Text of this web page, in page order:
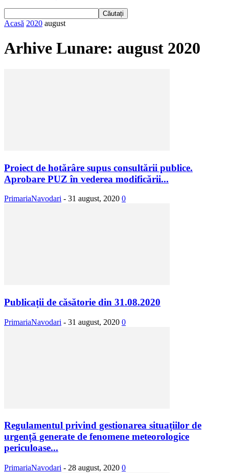
Acasă 2020 august
Arhive Lunare: august 2020
Proiect de hotărâre supus consultării publice.
Aprobare PUZ în vederea modificării...
PrimariaNavodari - 31 august, 2020 0
Publicații de căsătorie din 31.08.2020
PrimariaNavodari - 31 august, 2020 0
Regulamentul privind gestionarea situațiilor de
urgență generate de fenomene meteorologice
periculoase...
PrimariaNavodari - 28 august, 2020 0